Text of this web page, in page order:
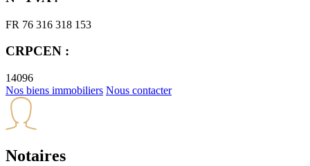
FR 76 316 318 153
CRPCEN :
14096
Nos biens immobiliers Nous contacter
Notaires